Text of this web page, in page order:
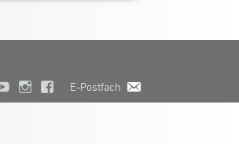
E-Postfach